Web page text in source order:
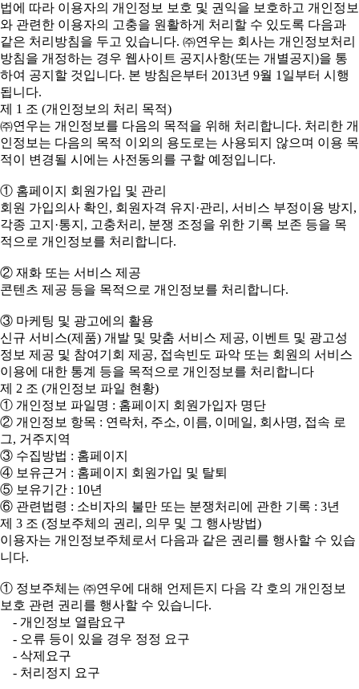
법에 따라 이용자의 개인정보 보호 및 권익을 보호하고 개인정보
와 관련한 이용자의 고충을 원활하게 처리할 수 있도록 다음과
같은 처리방침을 두고 있습니다. ㈜연우는 회사는 개인정보처리
방침을 개정하는 경우 웹사이트 공지사항(또는 개별공지)을 통
하여 공지할 것입니다. 본 방침은부터 2013년 9월 1일부터 시행
됩니다.
제 1 조 (개인정보의 처리 목적)
㈜연우는 개인정보를 다음의 목적을 위해 처리합니다. 처리한 개
인정보는 다음의 목적 이외의 용도로는 사용되지 않으며 이용 목
적이 변경될 시에는 사전동의를 구할 예정입니다.
① 홈페이지 회원가입 및 관리
회원 가입의사 확인, 회원자격 유지·관리, 서비스 부정이용 방지,
각종 고지·통지, 고충처리, 분쟁 조정을 위한 기록 보존 등을 목
적으로 개인정보를 처리합니다.
② 재화 또는 서비스 제공
콘텐츠 제공 등을 목적으로 개인정보를 처리합니다.
③ 마케팅 및 광고에의 활용
신규 서비스(제품) 개발 및 맞춤 서비스 제공, 이벤트 및 광고성
정보 제공 및 참여기회 제공, 접속빈도 파악 또는 회원의 서비스
이용에 대한 통계 등을 목적으로 개인정보를 처리합니다
제 2 조 (개인정보 파일 현황)
① 개인정보 파일명 : 홈페이지 회원가입자 명단
② 개인정보 항목 : 연락처, 주소, 이름, 이메일, 회사명, 접속 로
그, 거주지역
③ 수집방법 : 홈페이지
④ 보유근거 : 홈페이지 회원가입 및 탈퇴
⑤ 보유기간 : 10년
⑥ 관련법령 : 소비자의 불만 또는 분쟁처리에 관한 기록 : 3년
제 3 조 (정보주체의 권리, 의무 및 그 행사방법)
이용자는 개인정보주체로서 다음과 같은 권리를 행사할 수 있습
니다.
① 정보주체는 ㈜연우에 대해 언제든지 다음 각 호의 개인정보
보호 관련 권리를 행사할 수 있습니다.
- 개인정보 열람요구
- 오류 등이 있을 경우 정정 요구
- 삭제요구
- 처리정지 요구